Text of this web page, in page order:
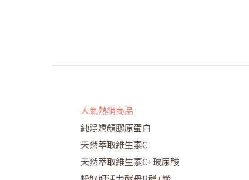
人氣熱銷商品
純淨嬌顏膠原蛋白
天然萃取維生素C
天然萃取維生素C+玻尿酸